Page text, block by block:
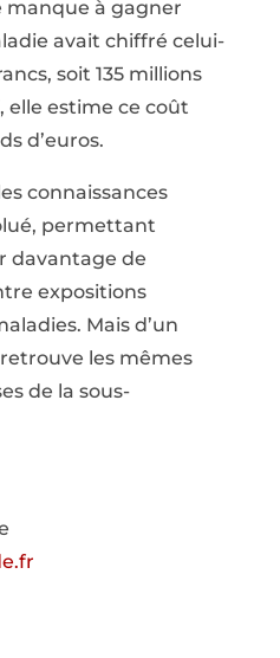
manque à gagner
avait chiffré celui-
soit 135 millions
elle estime ce coût
d’euros.
connaissances
permettant
davantage de
expositions
Mais d’un
les mêmes
de la sous-